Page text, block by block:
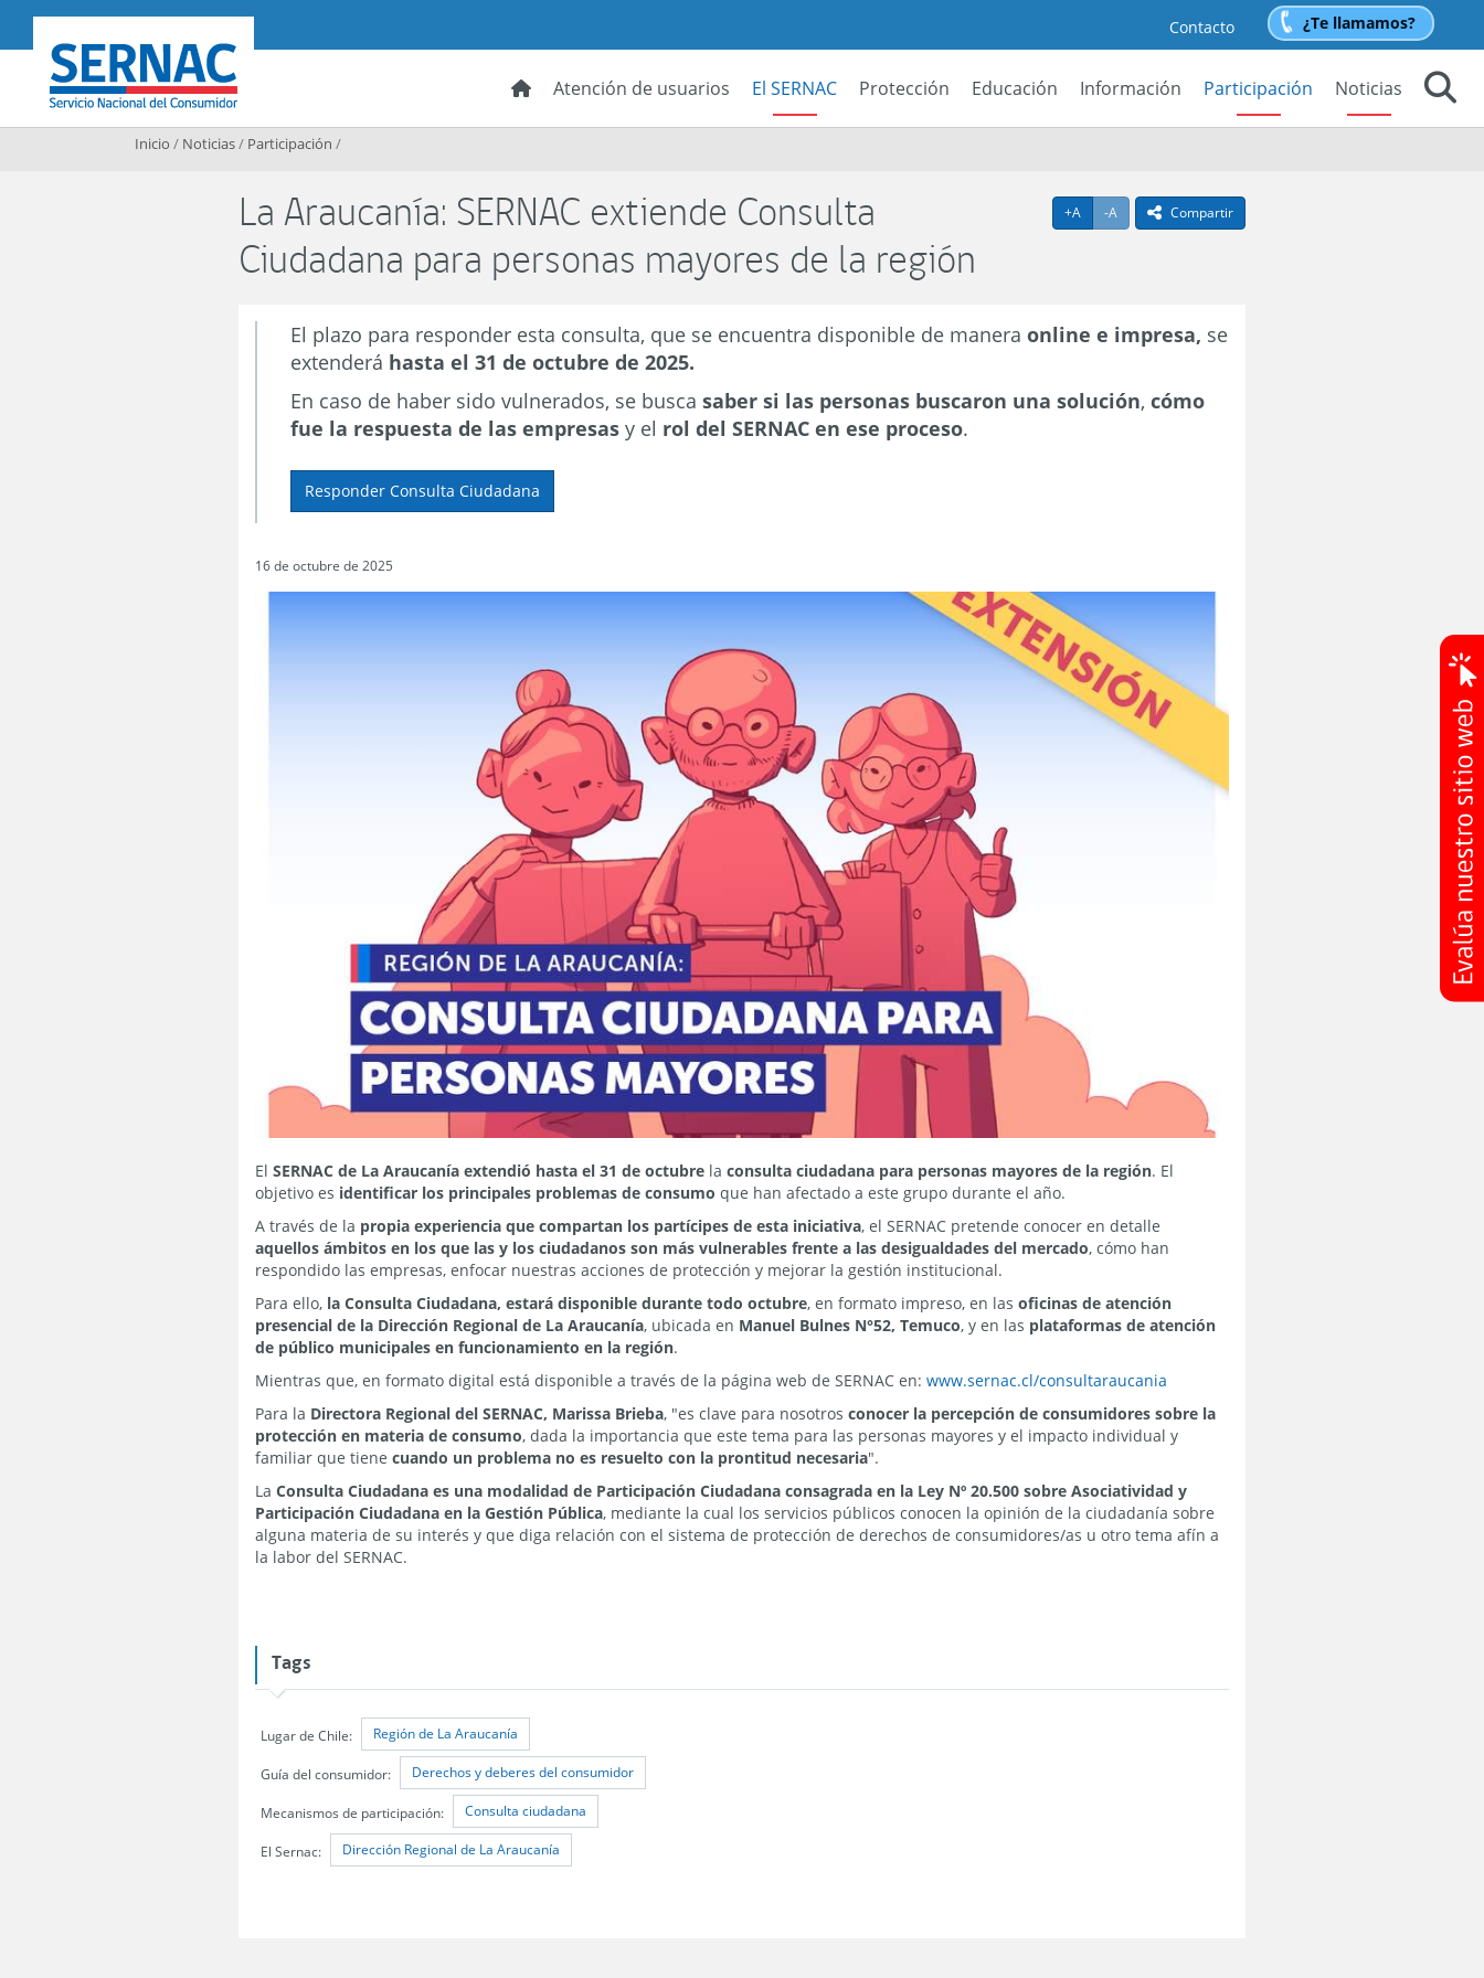
SERNAC
Contacto ¿Te llamamos?
Atención de usuarios El SERNAC Protección Educación Información Participación
Noticias
Inicio / Noticias/ Participación /
+A Agrandar texto
-A Achicar textoicono compartir
Compartir
La Araucanía: SERNAC extiende Consulta
Ciudadana para personas mayores de la región
El plazo para responder esta consulta, que se encuentra disponible de maneraonline e impresa, se
extenderá hasta el 31 de octubre de 2025.
En caso de haber sido vulnerados, se buscasaber si las personas buscaron una solución,cómo
fue la respuesta de las empresasy el rol del SERNAC en ese proceso.
Responder Consulta Ciudadana
16 de octubre de 2025
ElSERNAC de La Araucanía extendió hasta el 31 de octubre laconsulta ciudadana para personas mayores de la región. El
objetivo es identificar los principales problemas de consumo que han afectado a este grupo durante el año.
A través de la propia experiencia que compartan los partícipes de esta iniciativa, el SERNAC pretende conocer en detalle
aquellos ámbitos en los que las y los ciudadanos son más vulnerables frente a las desigualdades del mercado, cómo han
respondido las empresas, enfocar nuestras acciones de protección y mejorar la gestión institucional.
Para ello, la Consulta Ciudadana, estará disponible durante todo octubre, en formato impreso, en lasoficinas de atención
presencial de la Dirección Regional de La Araucanía, ubicada en Manuel Bulnes N°52, Temuco, y en las plataformas de atención
de público municipales en funcionamiento en la región.
Mientras que, en formato digital está disponible a través de la página web de SERNAC en:www.sernac.cl/consultaraucania
Para la Directora Regional del SERNAC, Marissa Brieba, "es clave para nosotrosconocer la percepción de consumidores sobre la
protección en materia de consumo, dada la importancia que este tema para las personas mayores y el impacto individual y
familiar que tienecuando un problema no es resuelto con la prontitud necesaria".
LaConsulta Ciudadana es una modalidad de Participación Ciudadana consagrada en la Ley Nº 20.500 sobre Asociatividad y
Participación Ciudadana en la Gestión Pública, mediante la cual los servicios públicos conocen la opinión de la ciudadanía sobre
alguna materia de su interés y que diga relación con el sistema de protección de derechos de consumidores/as u otro tema afín a
la labor del SERNAC.
Tags
Lugar de Chile: Región de La Araucanía
Guía del consumidor: Derechos y deberes del consumidor
Mecanismos de participación: Consulta ciudadana
El Sernac: Dirección Regional de La Araucanía